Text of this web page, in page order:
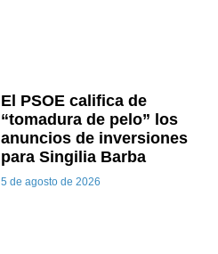
El PSOE califica de
“tomadura de pelo” los
anuncios de inversiones
para Singilia Barba
5 de agosto de 2026